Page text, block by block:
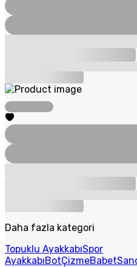
Daha fazla kategori
Topuklu AyakkabıSpor
AyakkabıBotÇizmeBabet